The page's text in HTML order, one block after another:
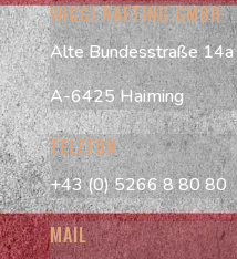
WIGGI RAFTING GMBH
Alte Bundesstraße 14a
A-6425 Haiming
TELEFON
+43 (0) 5266 8 80 80
MAIL